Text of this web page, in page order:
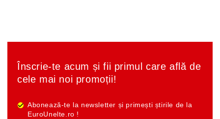
Înscrie-te acum și fii primul care află de
cele mai noi promoții!
Abonează-te la newsletter și primești știrile de la
EuroUnelte.ro !